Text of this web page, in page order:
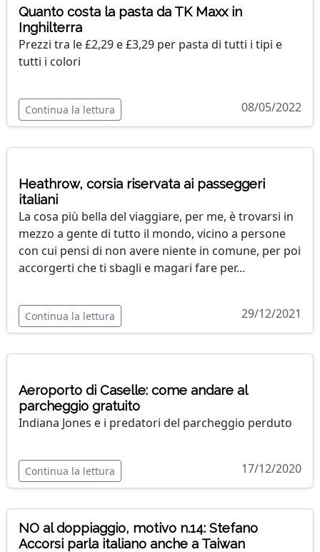
Quanto costa la pasta da TK Maxx in
Inghilterra
Prezzi tra le £2,29 e £3,29 per pasta di tutti i tipi e
tutti i colori
Continua la lettura 08/05/2022
Heathrow, corsia riservata ai passeggeri
italiani
La cosa più bella del viaggiare, per me, è trovarsi in
mezzo a gente di tutto il mondo, vicino a persone
con cui pensi di non avere niente in comune, per poi
accorgerti che ti sbagli e magari fare per...
Continua la lettura 29/12/2021
Aeroporto di Caselle: come andare al
parcheggio gratuito
Indiana Jones e i predatori del parcheggio perduto
Continua la lettura 17/12/2020
NO al doppiaggio, motivo n.14: Stefano
Accorsi parla italiano anche a Taiwan